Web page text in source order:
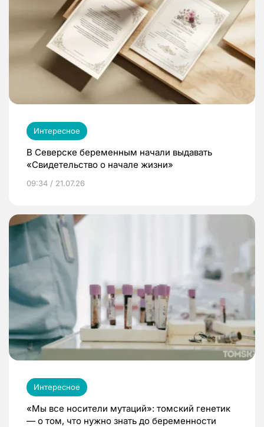
Интересное
В Северске беременным начали выдавать
«Свидетельство о начале жизни»
09:34 / 21.07.26
Интересное
«Мы все носители мутаций»: томский генетик
— о том, что нужно знать до беременности